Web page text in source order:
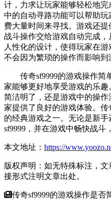
计，力求让玩家能够轻松地
中的自动寻路功能可以帮助
费大量时间来寻找。游戏还
战斗操作交给游戏自动完成
人性化的设计，使得玩家在
不会因为繁琐的操作而影响到
传奇sf9999的游戏操作简
家能够更好地享受游戏的乐
简洁明了，还是游戏中的操
家提供了良好的游戏体验。传
的经典游戏之一。无论是新
sf9999，并在游戏中畅快战斗
本文地址： https://
版权声明：如无特殊标注，
接形式注明文章出处。
传奇sf9999的游戏操作是否